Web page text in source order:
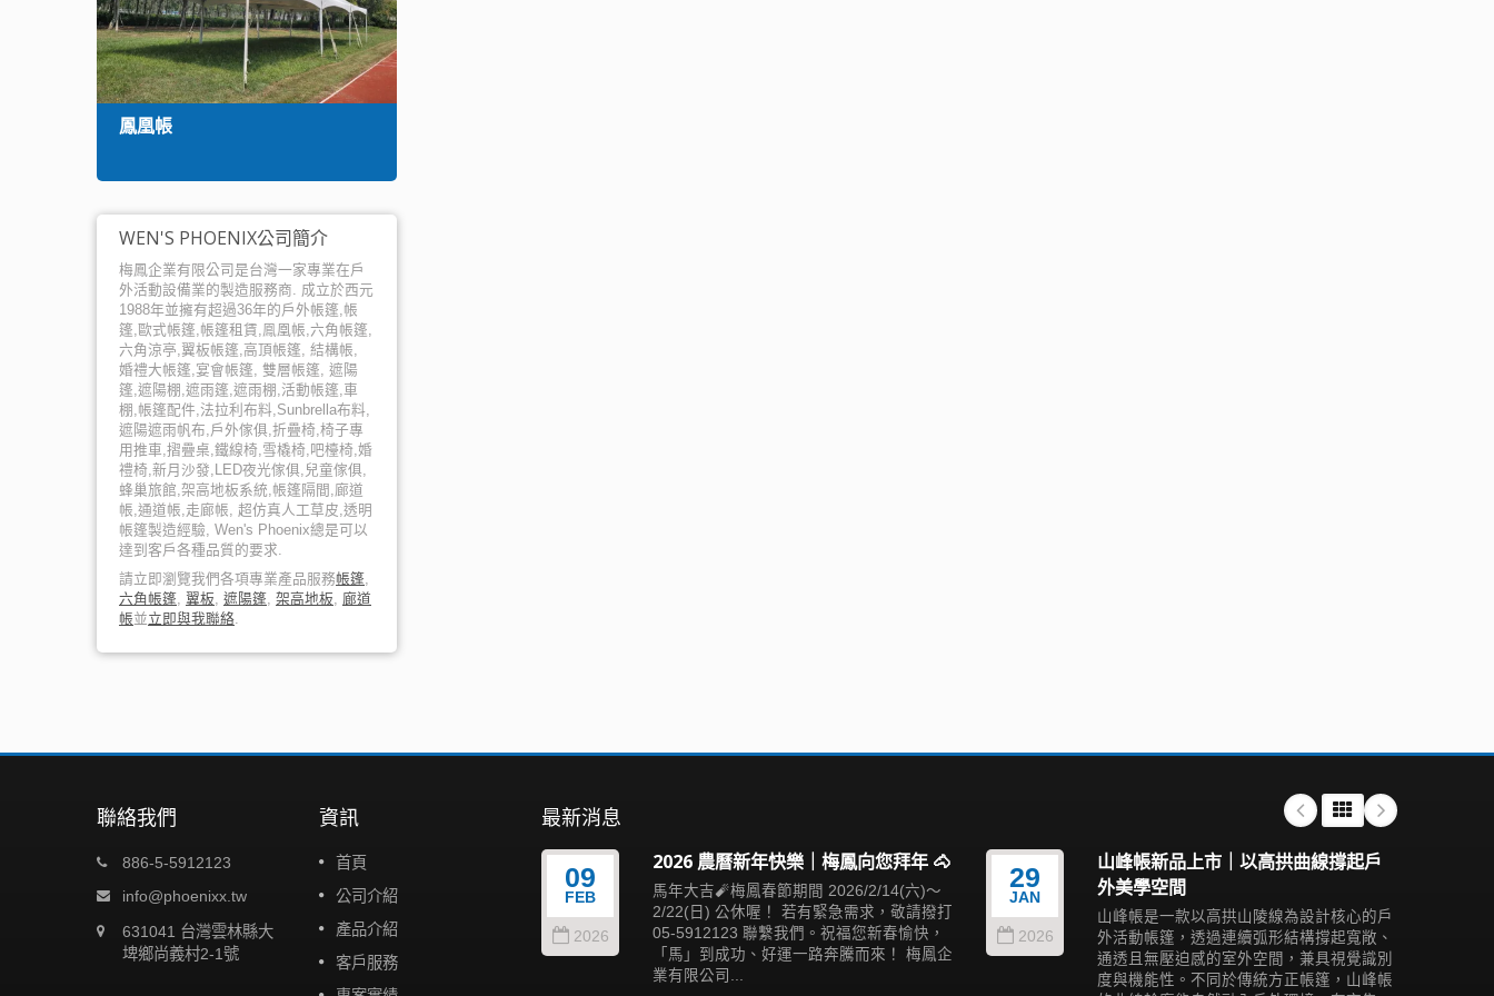
鳳凰帳
WEN'S PHOENIX公司簡介
梅鳳企業有限公司是台灣一家專業在戶
外活動設備業的製造服務商. 成立於西元
1988年並擁有超過36年的戶外帳篷,帳
篷,歐式帳篷,帳篷租賃,鳯凰帳,六角帳篷,
六角涼亭,翼板帳篷,高頂帳篷, 結構帳,
婚禮大帳篷,宴會帳篷, 雙層帳篷, 遮陽
篷,遮陽棚,遮雨篷,遮雨棚,活動帳篷,車
棚,帳篷配件,法拉利布料,Sunbrella布料,
遮陽遮雨帆布,戶外傢俱,折疊椅,椅子專
用推車,摺疊桌,鐵線椅,雪橇椅,吧檯椅,婚
禮椅,新月沙發,LED夜光傢俱,兒童傢俱,
蜂巢旅館,架高地板系統,帳篷隔間,廊道
帳,通道帳,走廊帳, 超仿真人工草皮,透明
帳篷製造經驗, Wen's Phoenix總是可以
達到客戶各種品質的要求.
請立即瀏覽我們各項專業產品服務帳篷,
六角帳篷, 翼板, 遮陽篷, 架高地板, 廊道
帳並立即與我聯絡.
聯絡我們
886-5-5912123
info@phoenixx.tw
631041 台灣雲林縣大
埤鄉尚義村2-1號
資訊
首頁
公司介紹
產品介紹
客戶服務
最新消息
29
MAY
2025
🐲 端午暨員旅休假公告 🐲
🐲端午佳節將至，祝大家闔家安康、粽香滿
要「粽」享假期啦！ 📅 休假時間如下： ▸
端午連假：114/5/30（五）～...
09
FEB
2026
2026 農曆新年快樂｜梅鳳向您拜年 🐴
馬年大吉🧨梅鳳春節期間 2026/2/14(六)～
2/22(日) 公休喔！ 若有緊急需求，敬請撥打
05-5912123 聯繫我們。祝福您新春愉快，
「馬」到成功、好運一路奔騰而來！ 梅鳳企
業有限公司...
29
JAN
2026
山峰帳新品上市｜以高拱曲線撐起戶
外美學空間
山峰帳是一款以高拱山陵線為設計核心的戶
外活動帳篷，透過連續弧形結構撐起寬敞、
通透且無壓迫感的室外空間，兼具視覺識別
度與機能性。不同於傳統方正帳篷，山峰帳